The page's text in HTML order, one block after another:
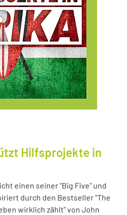
Hilfsprojekte in
einen seiner "Big Five" und
durch den Bestseller "The
wirklich zählt" von John